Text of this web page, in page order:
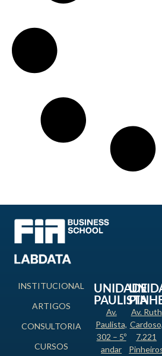
INSTITUCIONAL
ARTIGOS
CONSULTORIA
CURSOS
UNIDADE
PAULISTA
Av.
Paulista,
302 – 5º
andar
Av. Ruth
Cardoso,
7.221